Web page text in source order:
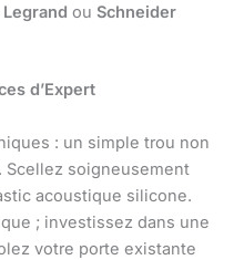
Legrand ou Schneider
d’Expert
: un simple trou non
Scellez soigneusement
acoustique silicone.
; investissez dans une
votre porte existante